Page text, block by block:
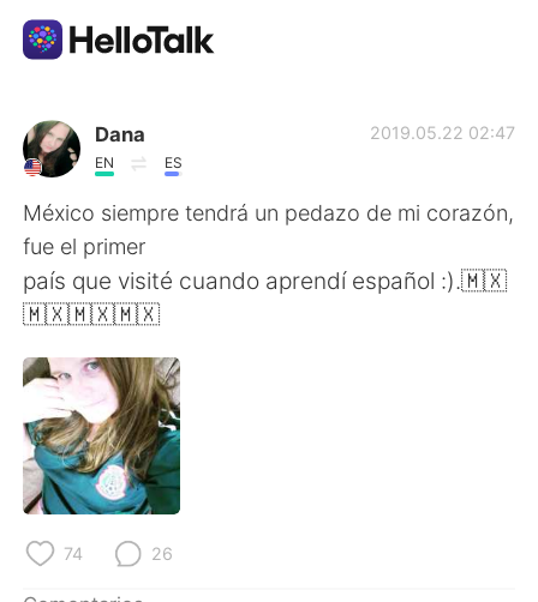
Aplicación de intercambio de idiomas
AI Grammar Checker
Español
English
繁體中文
Français
日本語
Dana
EN ES
2019.05.22 02:47
México siempre tendrá un pedazo de mi corazón,
fue el primer
país que visité cuando aprendí español :).🇲🇽
🇲🇽🇲🇽🇲🇽
74 26